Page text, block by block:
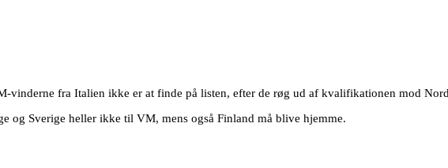
vinderne fra Italien ikke er at finde på listen, efter de røg ud af kvalifikationen mod
og Sverige heller ikke til VM, mens også Finland må blive hjemme.